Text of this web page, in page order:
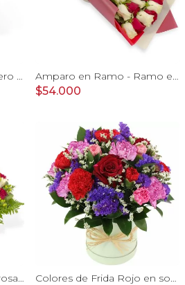
Amparo en Ánfora - Florero 24 rosas ecuatorianas rojo Amparo en Ramo - Ramo extendido 18 rosas blanco y rojo
$54.000
Antonia en canasto - 50 rosas rojo y blanco e hypericum Colores de Frida Rojo en sombrerero - Arreglo floral con rosas, claveles, estate y limonium